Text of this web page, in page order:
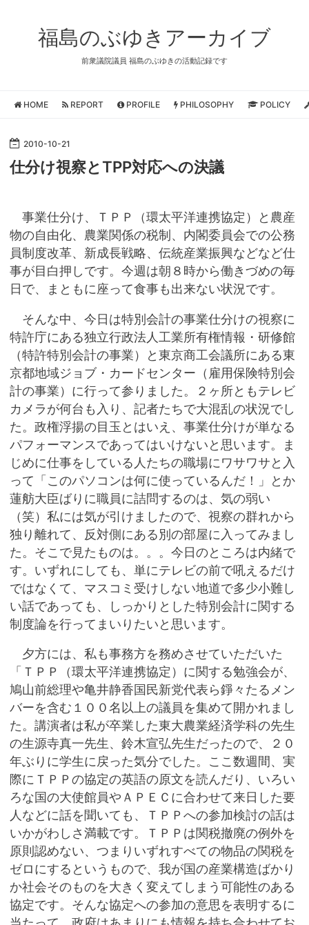
福島のぶゆきアーカイブ
前衆議院議員 福島のぶゆきの活動記録です
HOME REPORT PROFILE PHILOSOPHY POLICY
2010-10-21
仕分け視察とTPP対応への決議
事業仕分け、ＴＰＰ（環太平洋連携協定）と農産
物の自由化、農業関係の税制、内閣委員会での公務
員制度改革、新成長戦略、伝統産業振興などなど仕
事が目白押しです。今週は朝８時から働きづめの毎
日で、まともに座って食事も出来ない状況です。
そんな中、今日は特別会計の事業仕分けの視察に
特許庁にある独立行政法人工業所有権情報・研修館
（特許特別会計の事業）と東京商工会議所にある東
京都地域ジョブ・カードセンター（雇用保険特別会
計の事業）に行って参りました。２ヶ所ともテレビ
カメラが何台も入り、記者たちで大混乱の状況でし
た。政権浮揚の目玉とはいえ、事業仕分けが単なる
パフォーマンスであってはいけないと思います。ま
じめに仕事をしている人たちの職場にワサワサと入
って「このパソコンは何に使っているんだ！」とか
蓮舫大臣ばりに職員に詰問するのは、気の弱い
（笑）私には気が引けましたので、視察の群れから
独り離れて、反対側にある別の部屋に入ってみまし
た。そこで見たものは。。。今日のところは内緒で
す。いずれにしても、単にテレビの前で吼えるだけ
ではなくて、マスコミ受けしない地道で多少小難し
い話であっても、しっかりとした特別会計に関する
制度論を行ってまいりたいと思います。
夕方には、私も事務方を務めさせていただいた
「ＴＰＰ（環太平洋連携協定）に関する勉強会が、
鳩山前総理や亀井静香国民新党代表ら錚々たるメン
バーを含む１００名以上の議員を集めて開かれまし
た。講演者は私が卒業した東大農業経済学科の先生
の生源寺真一先生、鈴木宣弘先生だったので、２０
年ぶりに学生に戻った気分でした。ここ数週間、実
際にＴＰＰの協定の英語の原文を読んだり、いろい
ろな国の大使館員やＡＰＥＣに合わせて来日した要
人などに話を聞いても、ＴＰＰへの参加検討の話は
いかがわしさ満載です。ＴＰＰは関税撤廃の例外を
原則認めない、つまりいずれすべての物品の関税を
ゼロにするというもので、我が国の産業構造ばかり
か社会そのものを大きく変えてしまう可能性のある
協定です。そんな協定への参加の意思を表明するに